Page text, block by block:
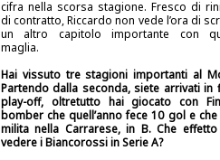
cifra nella scorsa stagione. Fresco di
di contratto, Riccardo non vede l’ora di
un altro capitolo importante con
maglia.
Hai vissuto tre stagioni importanti al
Partendo dalla seconda, siete arrivati in
play-off, oltretutto hai giocato con
bomber che quell’anno fece 10 gol e
milita nella Carrarese, in B. Che
vedere i Biancorossi in Serie A?